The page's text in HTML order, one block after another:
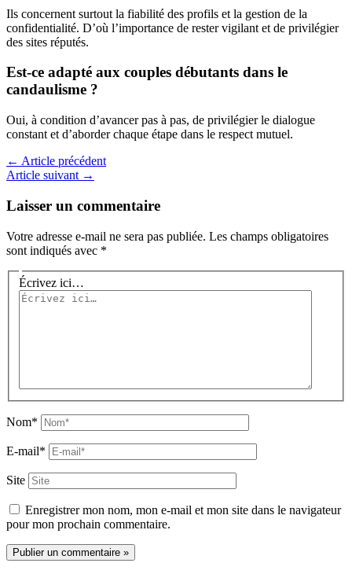
Ils concernent surtout la fiabilité des profils et la gestion de la
confidentialité. D’où l’importance de rester vigilant et de privilégier
des sites réputés.
Est-ce adapté aux couples débutants dans le
candaulisme ?
Oui, à condition d’avancer pas à pas, de privilégier le dialogue
constant et d’aborder chaque étape dans le respect mutuel.
← Article précédent
Article suivant →
Laisser un commentaire
Votre adresse e-mail ne sera pas publiée. Les champs obligatoires
sont indiqués avec *
Écrivez ici…
Nom*
E-mail*
Site
Enregistrer mon nom, mon e-mail et mon site dans le navigateur
pour mon prochain commentaire.